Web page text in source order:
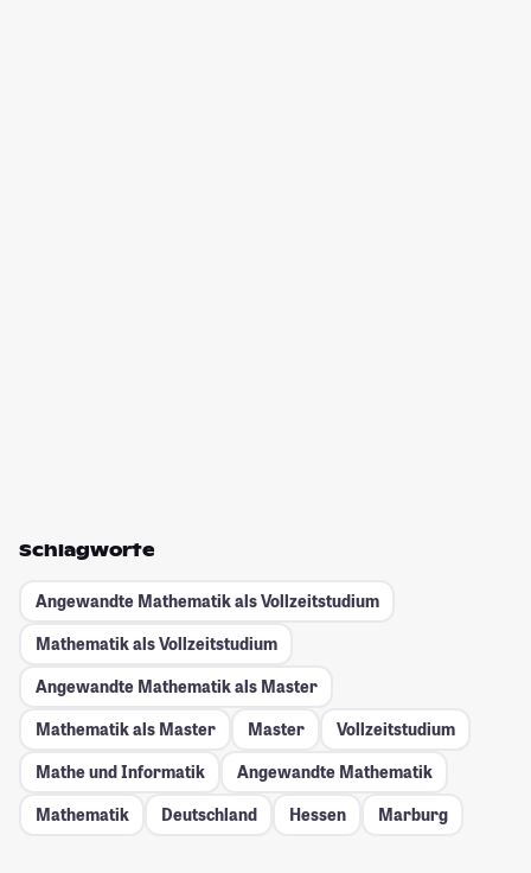
Schlagworte
Angewandte Mathematik als Vollzeitstudium
Mathematik als Vollzeitstudium
Angewandte Mathematik als Master
Mathematik als Master
Master
Vollzeitstudium
Mathe und Informatik
Angewandte Mathematik
Mathematik
Deutschland Hessen Marburg